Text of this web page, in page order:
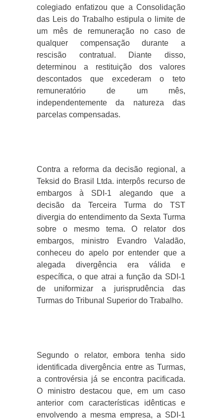
colegiado enfatizou que a Consolidação
das Leis do Trabalho estipula o limite de
um mês de remuneração no caso de
qualquer compensação durante a
rescisão contratual. Diante disso,
determinou a restituição dos valores
descontados que excederam o teto
remuneratório de um mês,
independentemente da natureza das
parcelas compensadas.
Contra a reforma da decisão regional, a
Teksid do Brasil Ltda. interpôs recurso de
embargos à SDI-1 alegando que a
decisão da Terceira Turma do TST
divergia do entendimento da Sexta Turma
sobre o mesmo tema. O relator dos
embargos, ministro Evandro Valadão,
conheceu do apelo por entender que a
alegada divergência era válida e
específica, o que atrai a função da SDI-1
de uniformizar a jurisprudência das
Turmas do Tribunal Superior do Trabalho.
Segundo o relator, embora tenha sido
identificada divergência entre as Turmas,
a controvérsia já se encontra pacificada.
O ministro destacou que, em um caso
anterior com características idênticas e
envolvendo a mesma empresa, a SDI-1